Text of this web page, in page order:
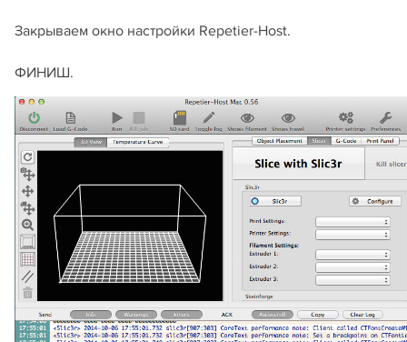
Закрываем окно настройки Repetier-Host.
ФИНИШ.